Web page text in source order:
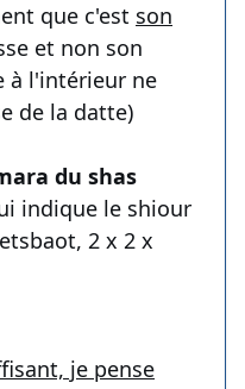
que c'est son
et non son
à l'intérieur ne
de la datte)
du shas
indique le shiour
2 x 2 x
je pense